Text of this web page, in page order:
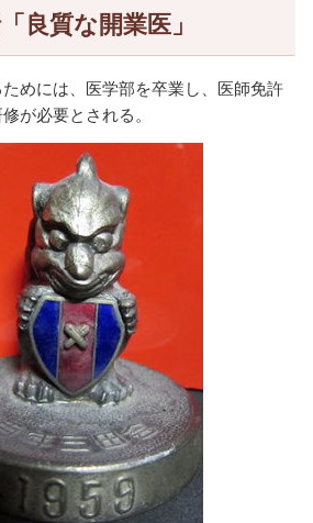
良質な開業医」
めには、医学部を卒業し、医師免許
が必要とされる。